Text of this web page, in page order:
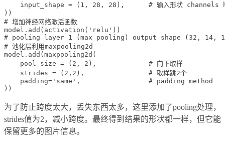
input_shape = (1, 28, 28),      # 输入形状 channels
))
# 增加神经网络激活函数
model.add(activation('relu'))
# pooling layer 1 (max pooling) output shape (32, 14,
# 池化层利用maxpooling2d
model.add(maxpooling2d(
    pool_size = (2, 2),             # 向下取样
    strides = (2,2),                # 取样跳2个
    padding='same',                 # padding method
为了防止跨度太大，丢失东西太多，这里添加了pooling处理，
strides值为2，减小跨度。最终得到结果的形状都一样，但它能
保留更多的图片信息。